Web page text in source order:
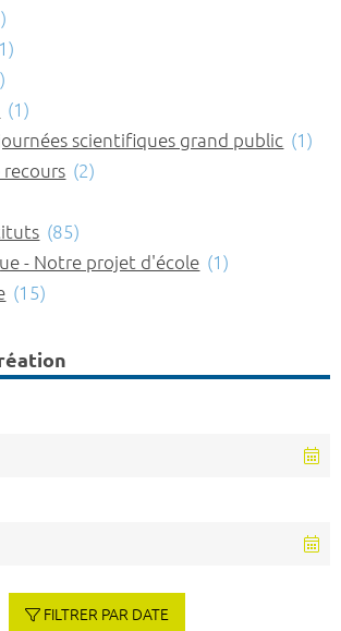
(1)
scientifiques grand public (1)
(2)
(85)
- Notre projet d'école (1)
(15)
FILTRER PAR DATE